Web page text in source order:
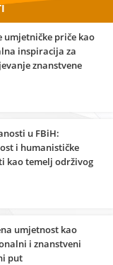
umjetničke priče kao
inspiracija za
znanstvene
u FBiH:
i humanističke
kao temelj održivog
umjetnost kao
i znanstveni
put